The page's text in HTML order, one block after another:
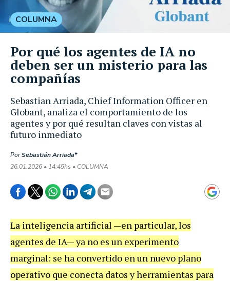
Sebastian Arriada, Chief Information Officer en
Globant, analiza el comportamiento de los
agentes y por qué resultan claves con vistas al
futuro inmediato
PorSebastián Arriada*
26.01.2026 • 14:45hs • COLUMNA
COLUMNA
Por qué los agentes de IA no
deben ser un misterio para las
compañías
La inteligencia artificial —en particular, los
agentes de IA— ya no es un experimento
marginal: se ha convertido en un nuevo plano
operativo que conecta datos y herramientas para